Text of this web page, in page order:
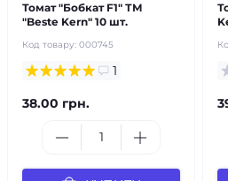
Томат "Бобкат F1" ТМ
"Bestе Kern" 10 шт.
Код товару: 000745
1
38.00 грн.